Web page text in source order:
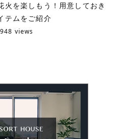
火を楽しもう！用意しておき
テムをご紹介
views